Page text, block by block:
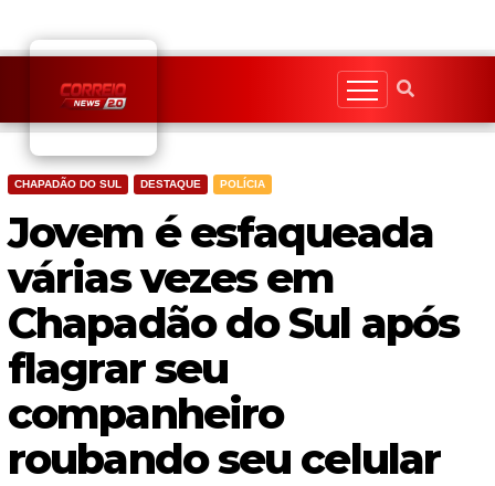
content
CHAPADÃO DO SUL DESTAQUE POLÍCIA
Jovem é esfaqueada
várias vezes em
Chapadão do Sul após
flagrar seu
companheiro
roubando seu celular